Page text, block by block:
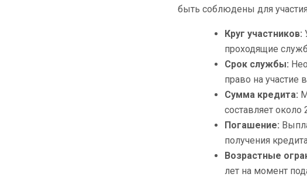
быть соблюдены для
Круг участников:
проходящие
Срок службы:
право на участие
Сумма кредита:
составляет
Погашение:
получения
Возрастные
лет на момент